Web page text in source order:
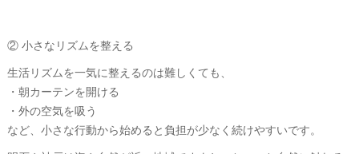
② 小さなリズムを整える
生活リズムを一気に整えるのは難しくても、
・朝カーテンを開ける
・外の空気を吸う
など、小さな行動から始めると負担が少なく続けやすいです。